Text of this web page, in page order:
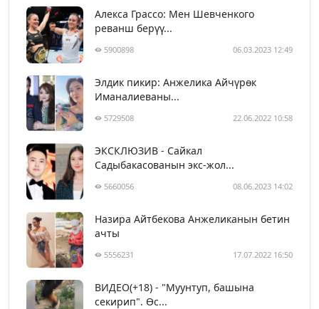
Алекса Грассо: Мен Шевченкого
реванш берүү...
5900898 06.03.2023 12:49
Элдик пикир: Анжелика Айчүрөк
Иманалиеваны...
5729508 22.06.2022 10:58
ЭКСКЛЮЗИВ - Сайкал
Садыбакасованын экс-жол...
5660056 08.06.2023 14:02
Назира Айтбекова Анжеликанын бетин
ачты
5556231 17.07.2022 16:50
ВИДЕО(+18) - "Муунтуп, башына
секирип". Өс...